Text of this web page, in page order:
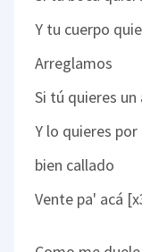
Y tu cuerpo
Arreglamos
Si tú quieres
Y lo quieres
bien callado
Vente pa' acá